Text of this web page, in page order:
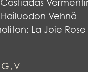
Vehnä
La Joie